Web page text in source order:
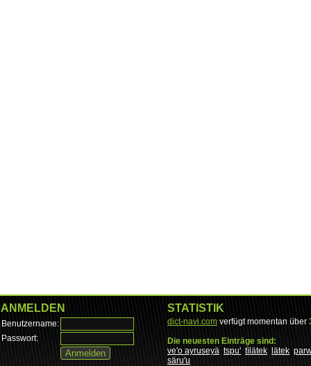
ANMELDEN
Benutzername:
Passwort:
STATISTIK
dict-navi.com verfügt momentan über
Die neuesten Einträge sind:
ve'o ayruseyä tspu' tìlätek lätek
säru'u